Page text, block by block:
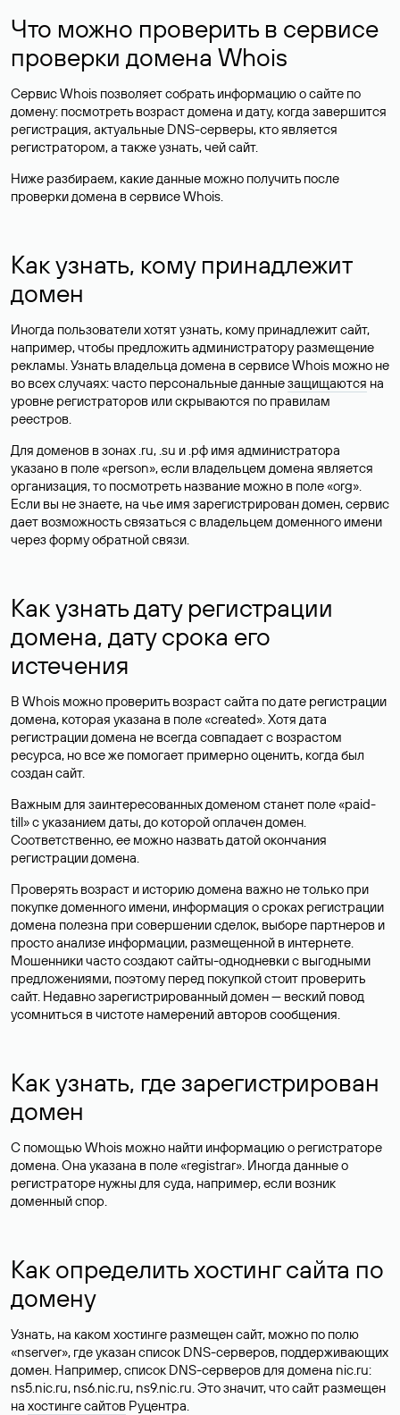
Что можно проверить в сервисе
проверки домена Whois
Сервис Whois позволяет собрать информацию о сайте по
домену: посмотреть возраст домена и дату, когда завершится
регистрация, актуальные DNS-серверы, кто является
регистратором, а также узнать, чей сайт.
Ниже разбираем, какие данные можно получить после
проверки домена в сервисе Whois.
Как узнать, кому принадлежит
домен
Иногда пользователи хотят узнать, кому принадлежит сайт,
например, чтобы предложить администратору размещение
рекламы. Узнать владельца домена в сервисе Whois можно не
во всех случаях: часто персональные данныезащищаются на
уровне регистраторов или скрываются по правилам
реестров.
Для доменов в зонах .ru, .su и .рф имя администратора
указано в поле «person», если владельцем домена является
организация, то посмотреть название можно в поле «org».
Если вы не знаете, на чье имя зарегистрирован домен, сервис
дает возможность связаться с владельцем доменного имени
через форму обратной связи.
Как узнать дату регистрации
домена, дату срока его
истечения
В Whois можно проверить возраст сайта по дате регистрации
домена, которая указана в поле «created». Хотя дата
регистрации домена не всегда совпадает с возрастом
ресурса, но все же помогает примерно оценить, когда был
создан сайт.
Важным для заинтересованных доменом станет поле «paid-
till» с указанием даты, до которой оплачен домен.
Соответственно, ее можно назвать датой окончания
регистрации домена.
Проверять возраст и историю домена важно не только при
покупке доменного имени, информация о сроках регистрации
домена полезна при совершении сделок, выборе партнеров и
просто анализе информации, размещенной в интернете.
Мошенники часто создают сайты-однодневки с выгодными
предложениями, поэтому перед покупкой стоит проверить
сайт. Недавно зарегистрированный домен — веский повод
усомниться в чистоте намерений авторов сообщения.
Как узнать, где зарегистрирован
домен
С помощью Whois можно найти информацию о регистраторе
домена. Она указана в поле «registrar». Иногда данные о
регистраторе нужны для суда, например, если возник
доменный спор.
Как определить хостинг сайта по
домену
Узнать, на каком хостинге размещен сайт, можно по полю
«nserver», где указан список DNS-серверов, поддерживающих
домен. Например, список DNS-серверов для домена nic.ru:
ns5.nic.ru, ns6.nic.ru, ns9.nic.ru. Это значит, что сайт размещен
на хостинге сайтов Руцентра.